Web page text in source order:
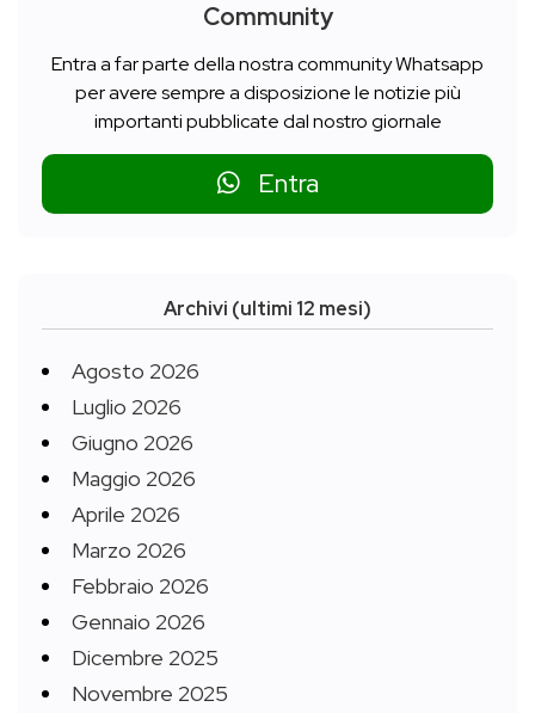
Community
Entra a far parte della nostra community Whatsapp
per avere sempre a disposizione le notizie più
importanti pubblicate dal nostro giornale
Entra
Archivi (ultimi 12 mesi)
Agosto 2026
Luglio 2026
Giugno 2026
Maggio 2026
Aprile 2026
Marzo 2026
Febbraio 2026
Gennaio 2026
Dicembre 2025
Novembre 2025